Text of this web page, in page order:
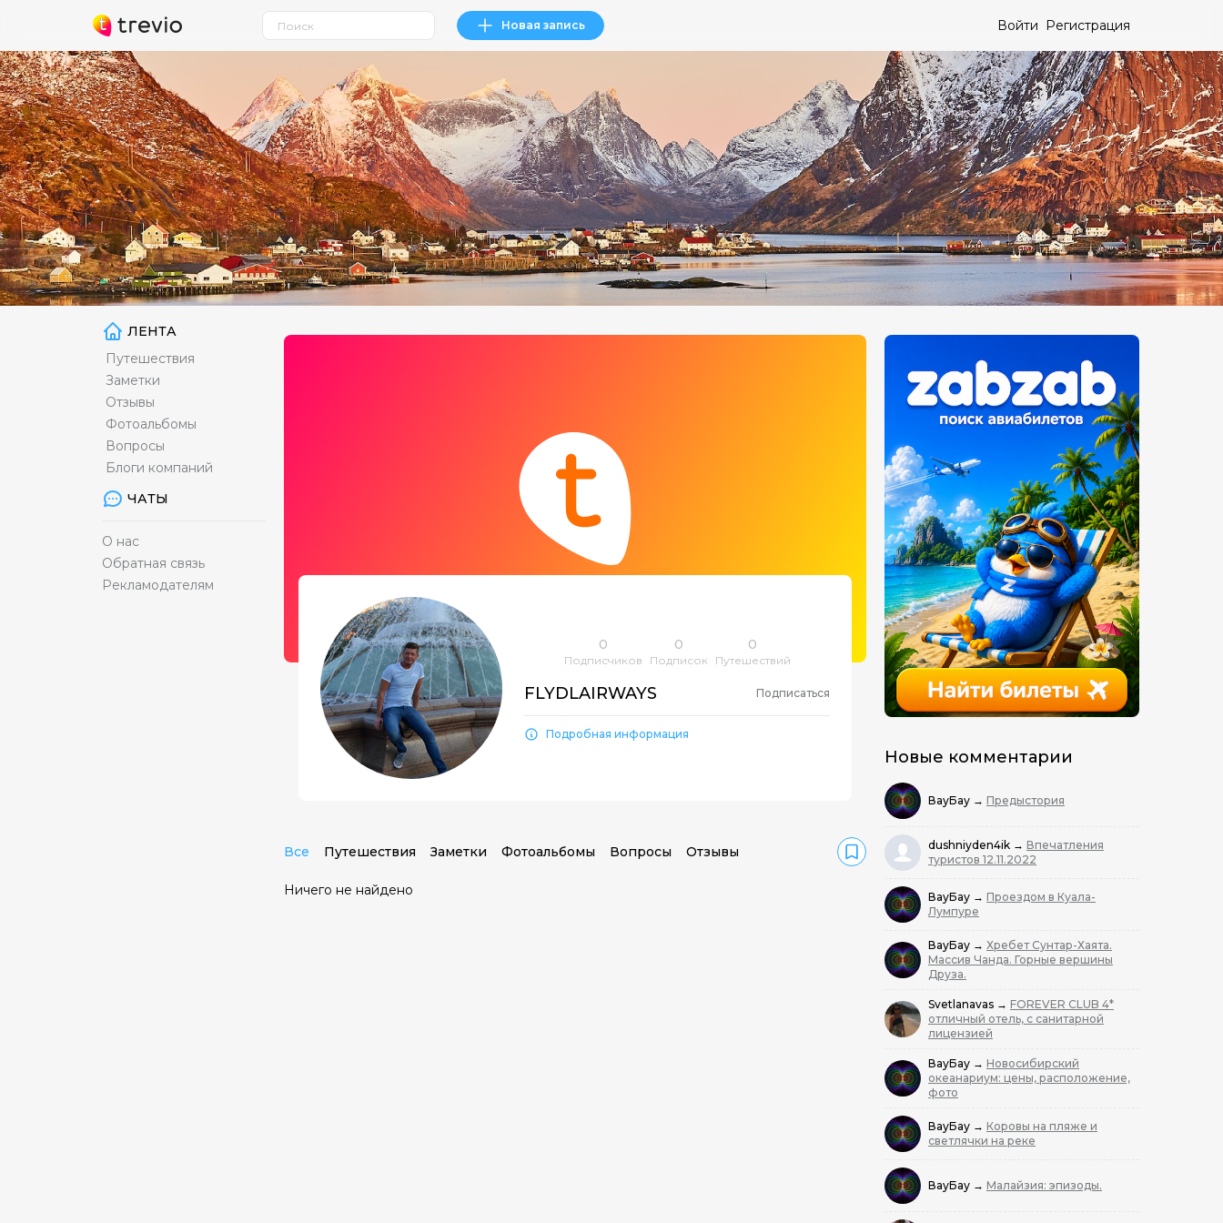
Новая запись Войти Регистрация
ЛЕНТА
Путешествия
Заметки
Отзывы
Фотоальбомы
Вопросы
Блоги компаний
ЧАТЫ
О нас
Обратная связь
Рекламодателям
Новые комментарии
ВауБау → Предыстория
dushniyden4ik → Впечатления
туристов 12.11.2022
ВауБау → Проездом в Куала-
Лумпуре
ВауБау → Хребет Сунтар-Хаята.
Массив Чанда. Горные вершины
Друза.
Svetlanavas → FOREVER CLUB 4*
отличный отель, с санитарной
лицензией
ВауБау → Новосибирский
океанариум: цены, расположение,
фото
ВауБау → Коровы на пляже и
светлячки на реке
ВауБау → Малайзия: эпизоды.
0
Подписчиков
0
Подписок
0
Путешествий
FLYDLAIRWAYS Подписаться
Подробная информация
Все Путешествия Заметки Фотоальбомы Вопросы Отзывы
Ничего не найдено